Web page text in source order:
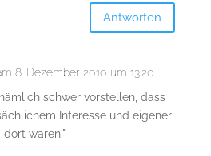
Antworten
8. Dezember 2010 um 13:20
schwer vorstellen, dass
Interesse und eigener
waren."